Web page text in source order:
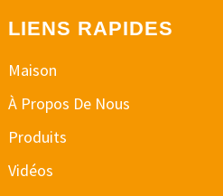
LIENS RAPIDES
Maison
À Propos De Nous
Produits
Vidéos